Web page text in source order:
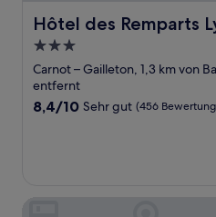
Hôtel des Remparts
Hôtel des Remparts Lyon
3.0-
Sterne-
Unterkunft
Carnot – Gailleton, 1,3 km von
entfernt
8.4
Bewertungen)
8,4/10 Sehr gut (456